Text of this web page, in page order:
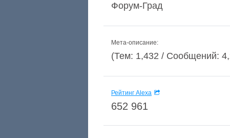
Форум-Град
Мета-описание:
(Тем: 1,432 / Сообщений:
Рейтинг Alexa
652 961